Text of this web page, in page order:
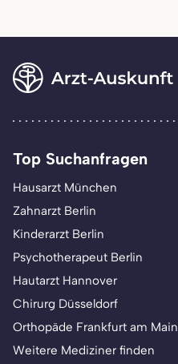
Top Suchanfragen
Hausarzt München
Zahnarzt Berlin
Kinderarzt Berlin
Psychotherapeut Berlin
Hautarzt Hannover
Chirurg Düsseldorf
Orthopäde Frankfurt am Main
Weitere Mediziner finden